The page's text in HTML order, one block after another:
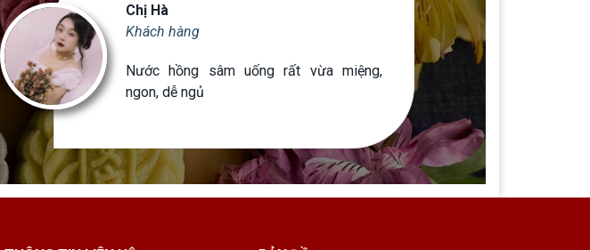
Chị Hà
Khách hàng
Nước hồng sâm uống rất vừa miệng,
ngon, dễ ngủ